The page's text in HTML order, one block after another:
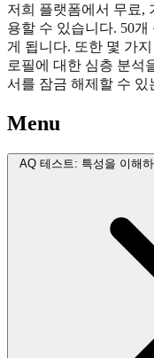
저희 플랫폼에서 무료,
용할 수 있습니다. 50
게 됩니다. 또한 몇 가
로필에 대한 심층 분석
서를 잠금 해제할 수
Menu
AQ 테스트: 특성을 이해